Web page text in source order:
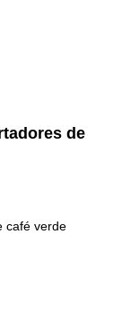
de
café verde